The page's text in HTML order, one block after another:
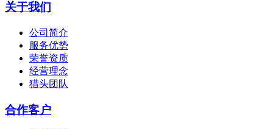
关于我们
公司简介
服务优势
荣誉资质
经营理念
猎头团队
合作客户